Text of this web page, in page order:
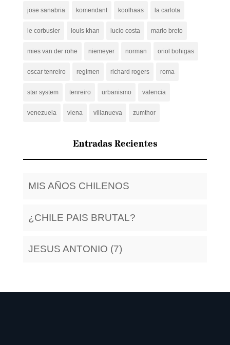
jose sanabria komendant koolhaas la carlota
le corbusier louis khan lucio costa mario breto
mies van der rohe niemeyer norman oriol bohigas
oscar tenreiro regimen richard rogers roma
star system tenreiro urbanismo valencia
venezuela viena villanueva zumthor
Entradas Recientes
MIS AÑOS CHILENOS
¿CHILE PAIS BRUTAL?
JESUS ANTONIO (7)